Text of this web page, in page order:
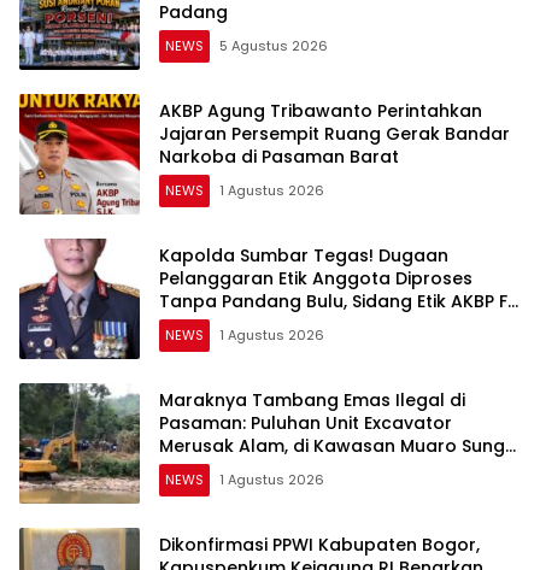
Padang
NEWS 5 Agustus 2026
AKBP Agung Tribawanto Perintahkan
Jajaran Persempit Ruang Gerak Bandar
Narkoba di Pasaman Barat
NEWS 1 Agustus 2026
Kapolda Sumbar Tegas! Dugaan
Pelanggaran Etik Anggota Diproses
Tanpa Pandang Bulu, Sidang Etik AKBP F
Dipercepat
NEWS 1 Agustus 2026
Maraknya Tambang Emas Ilegal di
Pasaman: Puluhan Unit Excavator
Merusak Alam, di Kawasan Muaro Sungai
Lolo
NEWS 1 Agustus 2026
Dikonfirmasi PPWI Kabupaten Bogor,